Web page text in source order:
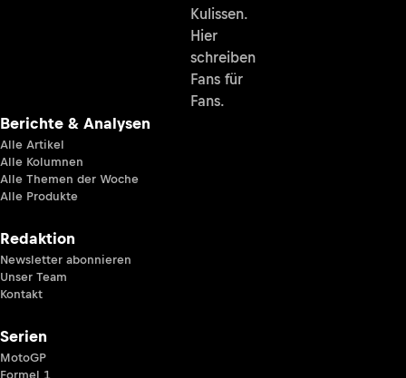
Kulissen.
Hier
schreiben
Fans für
Fans.
Berichte & Analysen
Alle Artikel
Alle Kolumnen
Alle Themen der Woche
Alle Produkte
Redaktion
Newsletter abonnieren
Unser Team
Kontakt
Serien
MotoGP
Formel 1